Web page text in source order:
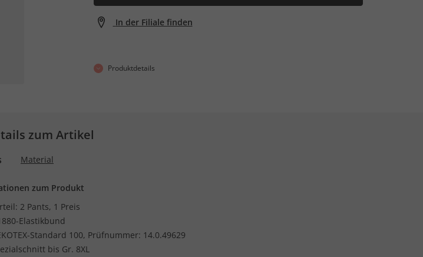
In der Filiale finden
Produktdetails
zum Artikel
Material
zum Produkt
2 Pants, 1 Preis
Elastikbund
Standard 100, Prüfnummer: 14.0.49629
bis Gr. 8XL